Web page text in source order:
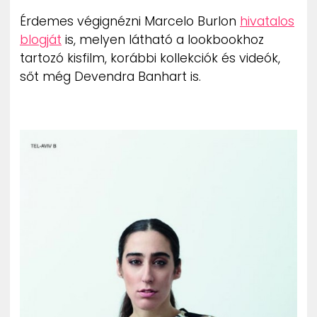
Érdemes végignézni Marcelo Burlon hivatalos
blogját is, melyen látható a lookbookhoz
tartozó kisfilm, korábbi kollekciók és videók,
sőt még Devendra Banhart is.